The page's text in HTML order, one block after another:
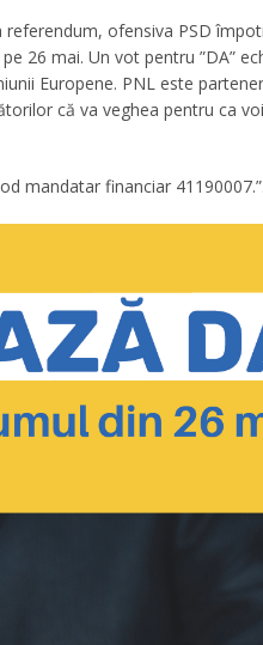
referendum, ofensiva PSD
26 mai. Un vot pentru ”DA”
Europene. PNL este
că va veghea pentru ca
mandatar financiar ‪41190007‬.”.